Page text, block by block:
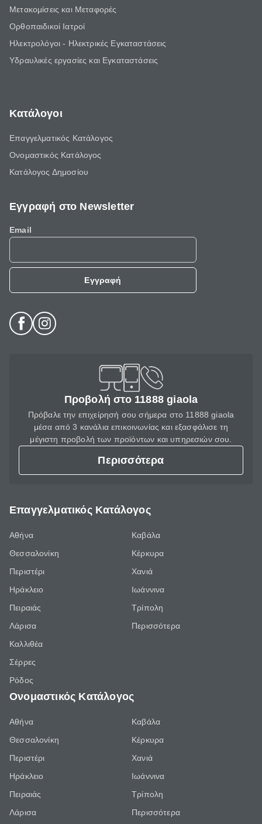
Μετακομίσεις και Μεταφορές
Ορθοπαιδικοί Ιατροί
Ηλεκτρολόγοι - Ηλεκτρικές Εγκαταστάσεις
Υδραυλικές εργασίες και Εγκαταστάσεις
Κατάλογοι
Επαγγελματικός Κατάλογος
Ονομαστικός Κατάλογος
Κατάλογος Δημοσίου
Εγγραφή στο Newsletter
Email
Εγγραφή
Προβολή στο 11888 giaola
Πρόβαλε την επιχείρησή σου σήμερα στο 11888 giaola
μέσα από 3 κανάλια επικοινωνίας και εξασφάλισε τη
μέγιστη προβολή των προϊόντων και υπηρεσιών σου.
Περισσότερα
Επαγγελματικός Κατάλογος
Αθήνα
Θεσσαλονίκη
Περιστέρι
Ηράκλειο
Πειραιάς
Λάρισα
Καλλιθέα
Σέρρες
Ρόδος
Καβάλα
Κέρκυρα
Χανιά
Ιωάννινα
Τρίπολη
Περισσότερα
Ονομαστικός Κατάλογος
Αθήνα
Θεσσαλονίκη
Περιστέρι
Ηράκλειο
Πειραιάς
Λάρισα
Καβάλα
Κέρκυρα
Χανιά
Ιωάννινα
Τρίπολη
Περισσότερα